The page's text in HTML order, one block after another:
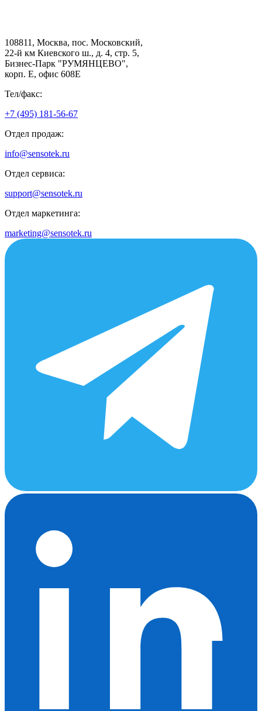
108811, Москва, пос. Московский,
22-й км Киевского ш., д. 4, стр. 5,
Бизнес-Парк "РУМЯНЦЕВО",
корп. Е, офис 608E
Тел/факс:
+7 (495) 181-56-67
Отдел продаж:
info@sensotek.ru
Отдел сервиса:
support@sensotek.ru
Отдел маркетинга:
marketing@sensotek.ru